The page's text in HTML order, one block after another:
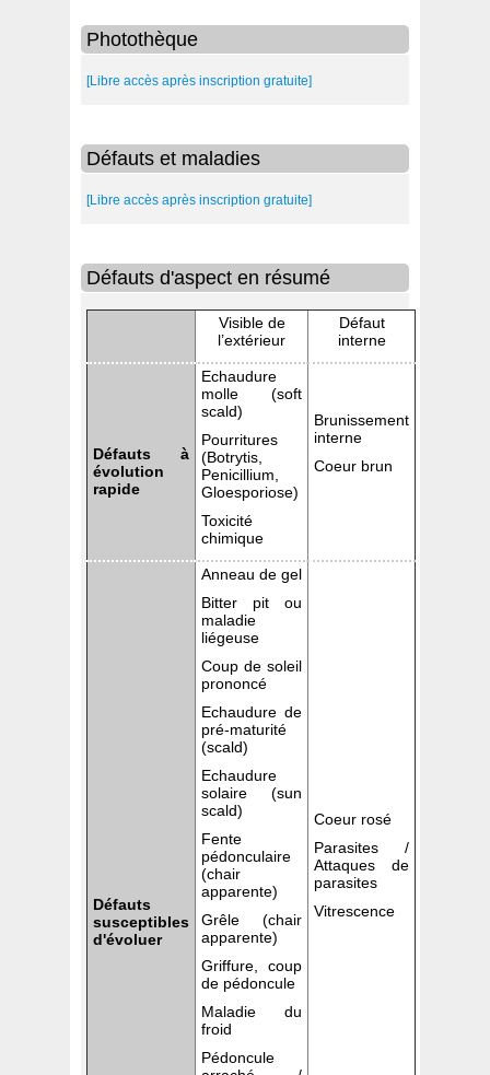
Photothèque
[Libre accès après inscription gratuite]
Défauts et maladies
[Libre accès après inscription gratuite]
Défauts d'aspect en résumé
Visible de
l’extérieur
Défaut
interne
Défauts à
évolution
rapide
Echaudure
molle (soft
scald)
Pourritures
(Botrytis,
Penicillium,
Gloesporiose)
Toxicité
chimique
Brunissement
interne
Coeur brun
Défauts
susceptibles
d'évoluer
Anneau de gel
Bitter pit ou
maladie
liégeuse
Coup de soleil
prononcé
Echaudure de
pré-maturité
(scald)
Echaudure
solaire (sun
scald)
Fente
pédonculaire
(chair
apparente)
Grêle (chair
apparente)
Griffure, coup
de pédoncule
Maladie du
froid
Pédoncule
Coeur rosé
Parasites /
Attaques de
parasites
Vitrescence